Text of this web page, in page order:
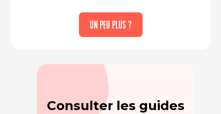
UN PEU PLUS ?
Consulter les guides